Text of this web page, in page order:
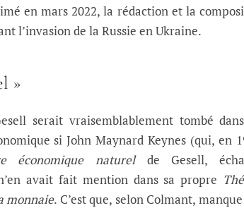
en mars 2022, la rédaction et la
l’invasion de la Russie en Ukraine.
»
serait vraisemblablement tombé
si John Maynard Keynes (qui, en
économique naturelde Gesell,
avait fait mention dans sa propre
monnaie. C’est que, selon Colmant,